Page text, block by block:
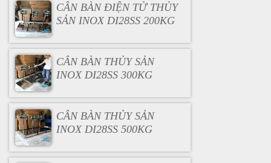
CÂN BÀN ĐIỆN TỬ THỦY
SẢN INOX DI28SS 200KG
CÂN BÀN THỦY SẢN
INOX DI28SS 300KG
CÂN BÀN THỦY SẢN
INOX DI28SS 500KG